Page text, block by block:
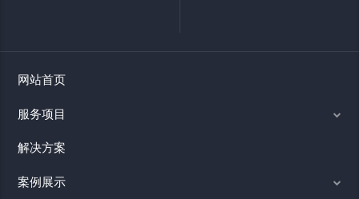
网站首页
服务项目
解决方案
案例展示